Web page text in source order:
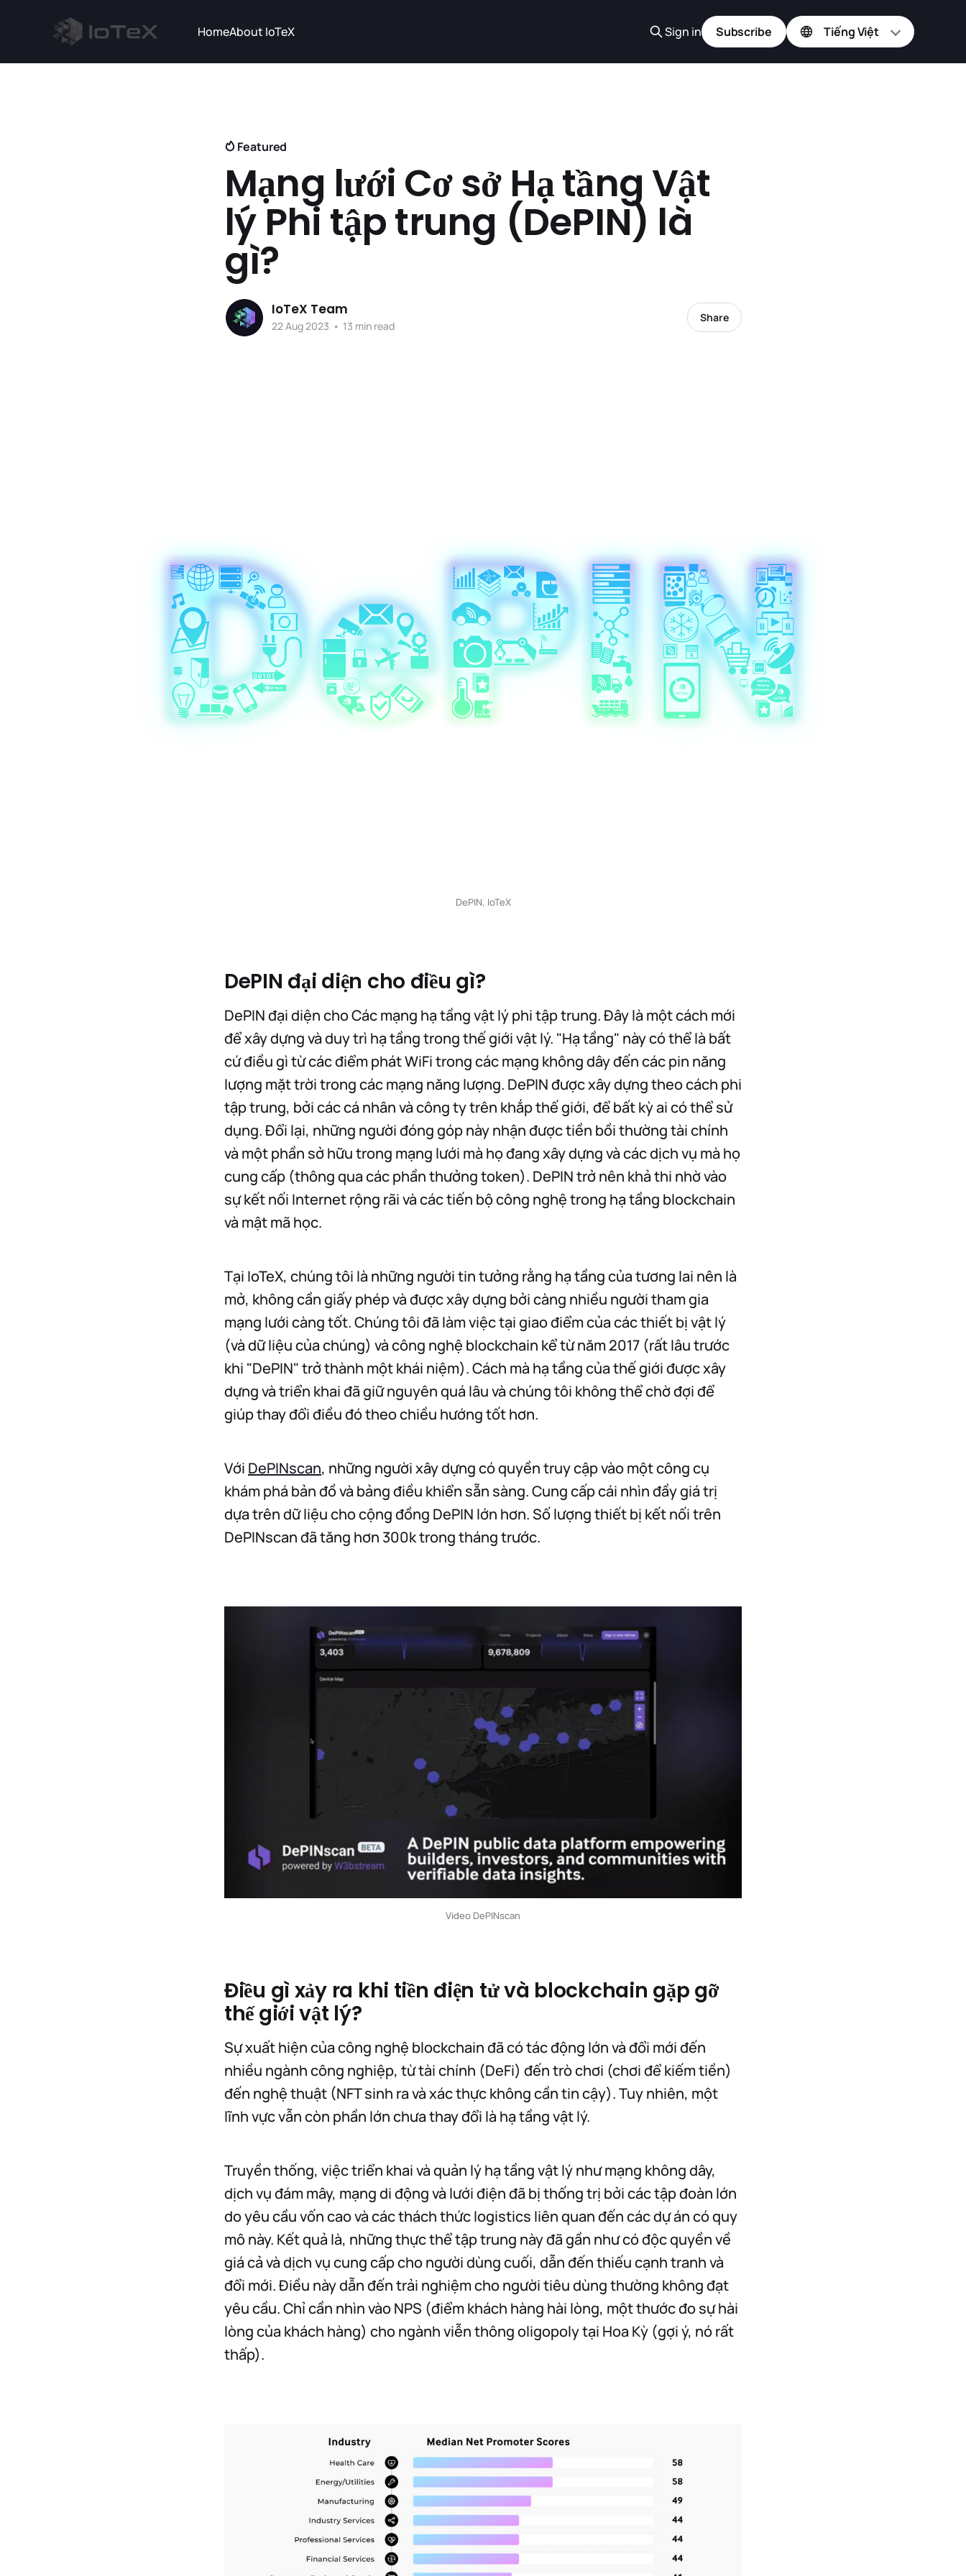
HomeAbout IoTeX Sign in Subscribe
Featured
Mạng lưới Cơ sở Hạ tầng Vật
lý Phi tập trung (DePIN) là
gì?
IoTeX Team
22 Aug 2023 • 13 min read
Share
DePIN, IoTeX
DePIN đại diện cho điều gì?
DePIN đại diện cho Các mạng hạ tầng vật lý phi tập trung. Đây là một cách mới
để xây dựng và duy trì hạ tầng trong thế giới vật lý. "Hạ tầng" này có thể là bất
cứ điều gì từ các điểm phát WiFi trong các mạng không dây đến các pin năng
lượng mặt trời trong các mạng năng lượng. DePIN được xây dựng theo cách phi
tập trung, bởi các cá nhân và công ty trên khắp thế giới, để bất kỳ ai có thể sử
dụng. Đổi lại, những người đóng góp này nhận được tiền bồi thường tài chính
và một phần sở hữu trong mạng lưới mà họ đang xây dựng và các dịch vụ mà họ
cung cấp (thông qua các phần thưởng token). DePIN trở nên khả thi nhờ vào
sự kết nối Internet rộng rãi và các tiến bộ công nghệ trong hạ tầng blockchain
và mật mã học.
Tại IoTeX, chúng tôi là những người tin tưởng rằng hạ tầng của tương lai nên là
mở, không cần giấy phép và được xây dựng bởi càng nhiều người tham gia
mạng lưới càng tốt. Chúng tôi đã làm việc tại giao điểm của các thiết bị vật lý
(và dữ liệu của chúng) và công nghệ blockchain kể từ năm 2017 (rất lâu trước
khi "DePIN" trở thành một khái niệm). Cách mà hạ tầng của thế giới được xây
dựng và triển khai đã giữ nguyên quá lâu và chúng tôi không thể chờ đợi để
giúp thay đổi điều đó theo chiều hướng tốt hơn.
Với DePINscan, những người xây dựng có quyền truy cập vào một công cụ
khám phá bản đồ và bảng điều khiển sẵn sàng. Cung cấp cái nhìn đầy giá trị
dựa trên dữ liệu cho cộng đồng DePIN lớn hơn. Số lượng thiết bị kết nối trên
DePINscan đã tăng hơn 300k trong tháng trước.
Video DePINscan
Điều gì xảy ra khi tiền điện tử và blockchain gặp gỡ
thế giới vật lý?
Sự xuất hiện của công nghệ blockchain đã có tác động lớn và đổi mới đến
nhiều ngành công nghiệp, từ tài chính (DeFi) đến trò chơi (chơi để kiếm tiền)
đến nghệ thuật (NFT sinh ra và xác thực không cần tin cậy). Tuy nhiên, một
lĩnh vực vẫn còn phần lớn chưa thay đổi là hạ tầng vật lý.
Truyền thống, việc triển khai và quản lý hạ tầng vật lý như mạng không dây,
dịch vụ đám mây, mạng di động và lưới điện đã bị thống trị bởi các tập đoàn lớn
do yêu cầu vốn cao và các thách thức logistics liên quan đến các dự án có quy
mô này. Kết quả là, những thực thể tập trung này đã gần như có độc quyền về
giá cả và dịch vụ cung cấp cho người dùng cuối, dẫn đến thiếu cạnh tranh và
đổi mới. Điều này dẫn đến trải nghiệm cho người tiêu dùng thường không đạt
yêu cầu. Chỉ cần nhìn vào NPS (điểm khách hàng hài lòng, một thước đo sự hài
lòng của khách hàng) cho ngành viễn thông oligopoly tại Hoa Kỳ (gợi ý, nó rất
thấp).